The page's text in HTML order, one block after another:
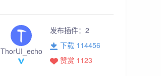
ThorUI_echo
发布插件： 2
下载 114456
赞赏 1123